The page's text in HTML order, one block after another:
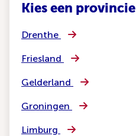
Kies een provincie
Drenthe
Friesland
Gelderland
Groningen
Limburg